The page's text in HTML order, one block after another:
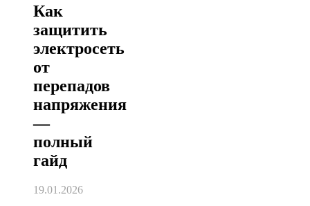
Как
защитить
электросеть
от
перепадов
напряжения
—
полный
гайд
19.01.2026